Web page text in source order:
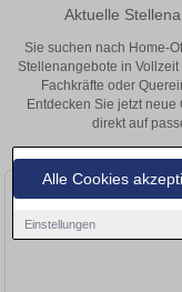
Alle Cookies
Einstellungen
Aktuelle
Sie suchen nach Home-
Stellenangebote in
Fachkräfte oder
Entdecken Sie jetzt
direkt auf